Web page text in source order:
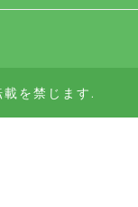
を禁じます.